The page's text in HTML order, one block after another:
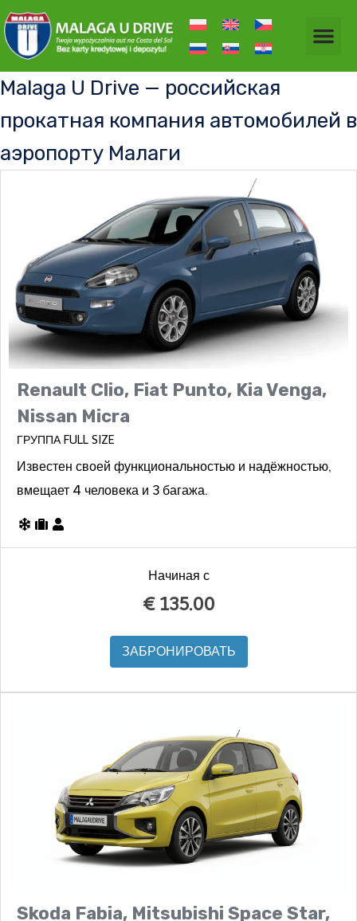
Malaga U Drive — российская
прокатная компания автомобилей в
аэропорту Малаги
Renault Clio, Fiat Punto, Kia Venga,
Nissan Micra
ГРУППА FULL SIZE
Известен своей функциональностью и надёжностью,
вмещает 4 человека и 3 багажа.
Начиная с
€ 135.00
ЗАБРОНИРОВАТЬ
Skoda Fabia, Mitsubishi Space Star,